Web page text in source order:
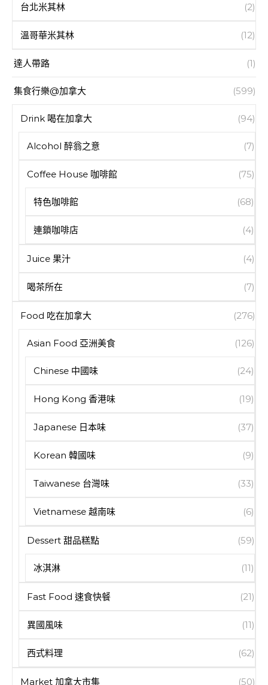
台北米其林 (2)
溫哥華米其林 (12)
達人帶路 (1)
集食行樂@加拿大 (599)
Drink 喝在加拿大 (94)
Alcohol 醉翁之意 (7)
Coffee House 咖啡館 (75)
特色咖啡館 (68)
連鎖咖啡店 (4)
Juice 果汁 (4)
喝茶所在 (7)
Food 吃在加拿大 (276)
Asian Food 亞洲美食 (126)
Chinese 中國味 (24)
Hong Kong 香港味 (19)
Japanese 日本味 (37)
Korean 韓國味 (9)
Taiwanese 台灣味 (33)
Vietnamese 越南味 (6)
Dessert 甜品糕點 (59)
冰淇淋 (11)
Fast Food 速食快餐 (21)
異國風味 (11)
西式料理 (62)
Market 加拿大市集 (50)